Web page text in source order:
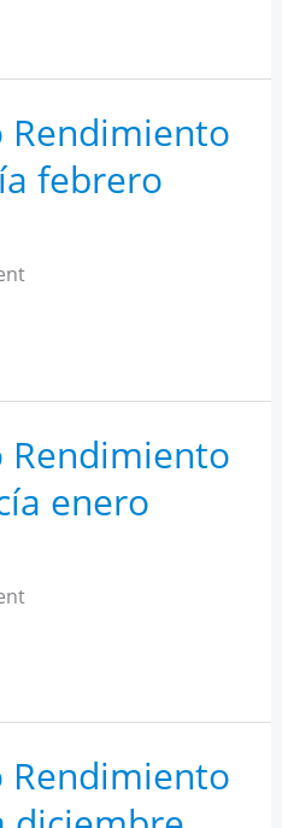
Rendimiento
febrero
Rendimiento
enero
Rendimiento